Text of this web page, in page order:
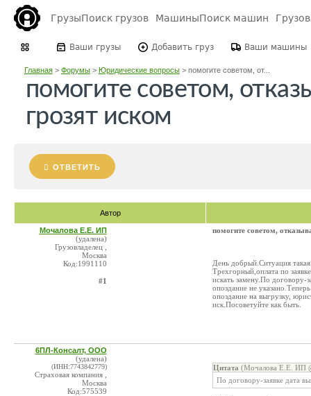
ГрузыПоиск грузов МашиныПоиск машин
Ваши грузы Добавить груз Ваши машины
Главная> Форумы> Юридические вопросы> помогите советом, от...
помогите советом,
грозят иском
ОТВЕТИТЬ
Автор
Мочалова Е.Е. ИП
(удалена)
Грузовладелец ,
Москва
Код:1991110
#1
помогите советом,
День добрый.Ситуация
Трехгорный,оплата по
искать замену.По договору-
опоздание не
опоздание на выгрузку,
иск.Посоветуйте как быть.
6ПЛ-Консалт, ООО
(удалена)
(ИНН:7743842779)
Страховая компания ,
Москва
Код:575539
Цитата (Мочалова Е.Е. ИП
По договору-заявке дата